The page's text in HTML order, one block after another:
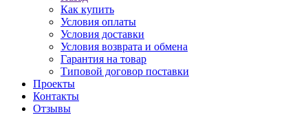
Как купить
Условия оплаты
Условия доставки
Условия возврата и обмена
Гарантия на товар
Типовой договор поставки
Проекты
Контакты
Отзывы